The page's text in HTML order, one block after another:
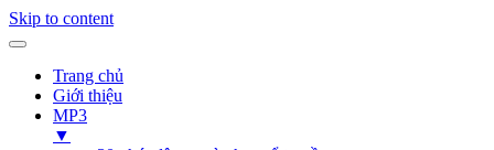
Skip to content
Trang chủ
Giới thiệu
MP3
▼